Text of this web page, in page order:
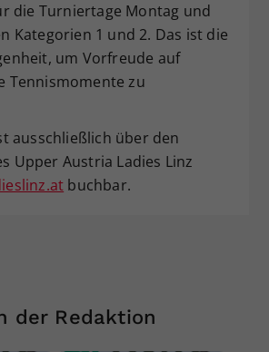
die Turniertage Montag und
Kategorien 1 und 2. Das ist die
um Vorfreude auf
Tennismomente zu
ausschließlich über den
Upper Austria Ladies Linz
buchbar.
der Redaktion